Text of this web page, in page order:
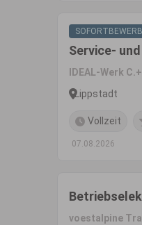
Service-
IDEAL-Werk
Lippstadt
Vollzeit
07.08.2026
voestalpine